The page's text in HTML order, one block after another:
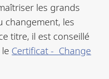
les grands
changement, les
titre, il est conseillé
Certificat - Change